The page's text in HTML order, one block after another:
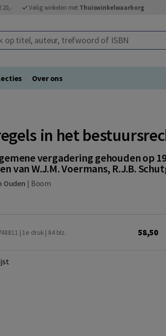
20,- Veilig winkelen met Thuiswinkelwaarborg
titel, auteur, trefwoord of ISBN
Over ons
in het
vergadering gehouden op
van W.J.M. Voermans, R.J.B.
Ouden | Boom
| 1e druk | 84 blz. 58,50